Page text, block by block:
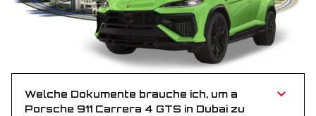
Welche Dokumente brauche ich, um a
Porsche 911 Carrera 4 GTS in Dubai zu